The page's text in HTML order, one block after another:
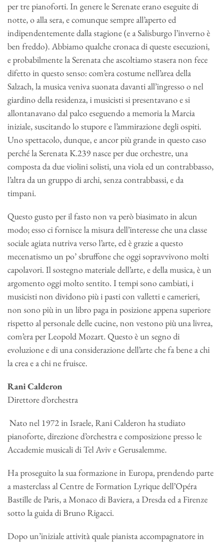
per tre pianoforti. In genere le Serenate erano eseguite di
notte, o alla sera, e comunque sempre all’aperto ed
indipendentemente dalla stagione (e a Salisburgo l’inverno è
ben freddo). Abbiamo qualche cronaca di queste esecuzioni,
e probabilmente la Serenata che ascoltiamo stasera non fece
difetto in questo senso: com’era costume nell’area della
Salzach, la musica veniva suonata davanti all’ingresso o nel
giardino della residenza, i musicisti si presentavano e si
allontanavano dal palco eseguendo a memoria la Marcia
iniziale, suscitando lo stupore e l’ammirazione degli ospiti.
Uno spettacolo, dunque, e ancor più grande in questo caso
perché la Serenata K.239 nasce per due orchestre, una
composta da due violini solisti, una viola ed un contrabbasso,
l’altra da un gruppo di archi, senza contrabbassi, e da
timpani.
Questo gusto per il fasto non va però biasimato in alcun
modo; esso ci fornisce la misura dell’interesse che una classe
sociale agiata nutriva verso l’arte, ed è grazie a questo
mecenatismo un po’ sbruffone che oggi sopravvivono molti
capolavori. Il sostegno materiale dell’arte, e della musica, è un
argomento oggi molto sentito. I tempi sono cambiati, i
musicisti non dividono più i pasti con valletti e camerieri,
non sono più in un libro paga in posizione appena superiore
rispetto al personale delle cucine, non vestono più una livrea,
com’era per Leopold Mozart. Questo è un segno di
evoluzione e di una considerazione dell’arte che fa bene a chi
la crea e a chi ne fruisce.
Rani Calderon
Direttore d’orchestra
Nato nel 1972 in Israele, Rani Calderon ha studiato
pianoforte, direzione d’orchestra e composizione presso le
Accademie musicali di Tel Aviv e Gerusalemme.
Ha proseguito la sua formazione in Europa, prendendo parte
a masterclass al Centre de Formation Lyrique dell’Opéra
Bastille de Paris, a Monaco di Baviera, a Dresda ed a Firenze
sotto la guida di Bruno Rigacci.
Dopo un’iniziale attività quale pianista accompagnatore in